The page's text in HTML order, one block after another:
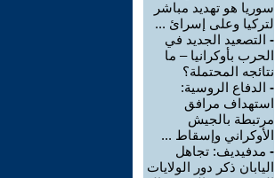
سوريا هو تهديد مباشر
لتركيا وعلى إسرائ ...
- التصعيد الجديد في
الحرب بأوكرانيا – ما
نتائجه المحتملة؟
- الدفاع الروسية:
استهداف مرافق
مرتبطة بالجيش
الأوكراني وإسقاط ...
- مدفيديف: تجاهل
اليابان ذكر دور الولايات